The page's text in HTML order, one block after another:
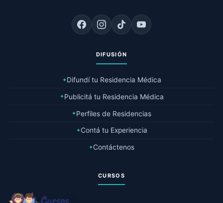
DIFUSIÓN
✦Difundí tu Residencia Médica
✦Publicitá tu Residencia Médica
✦Perfiles de Residencias
✦Contá tu Experiencia
✦Contáctenos
CURSOS